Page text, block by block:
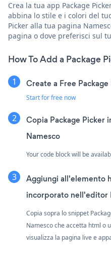
Crea la tua app Package
abbina lo stile e i colori del
Picker alla tua pagina
pagina o dove preferisci sul
How To Add a Package
Create a Free
Start for free now
Copia Package Picker
Namesco
Your code block will be
Aggiungi all'elemento
incorporato nell'editor
Copia sopra lo snippet
Namesco che accetta html o
visualizza la pagina live e